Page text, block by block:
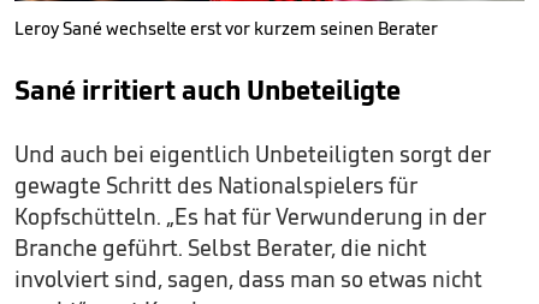
Leroy Sané wechselte erst vor kurzem seinen Berater
Sané irritiert auch Unbeteiligte
Und auch bei eigentlich Unbeteiligten sorgt der
gewagte Schritt des Nationalspielers für
Kopfschütteln. „Es hat für Verwunderung in der
Branche geführt. Selbst Berater, die nicht
involviert sind, sagen, dass man so etwas nicht